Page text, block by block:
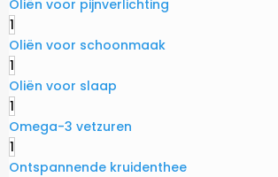
Oliën voor pijnverlichting
1
Oliën voor schoonmaak
1
Oliën voor slaap
1
Omega-3 vetzuren
1
Ontspannende kruidenthee